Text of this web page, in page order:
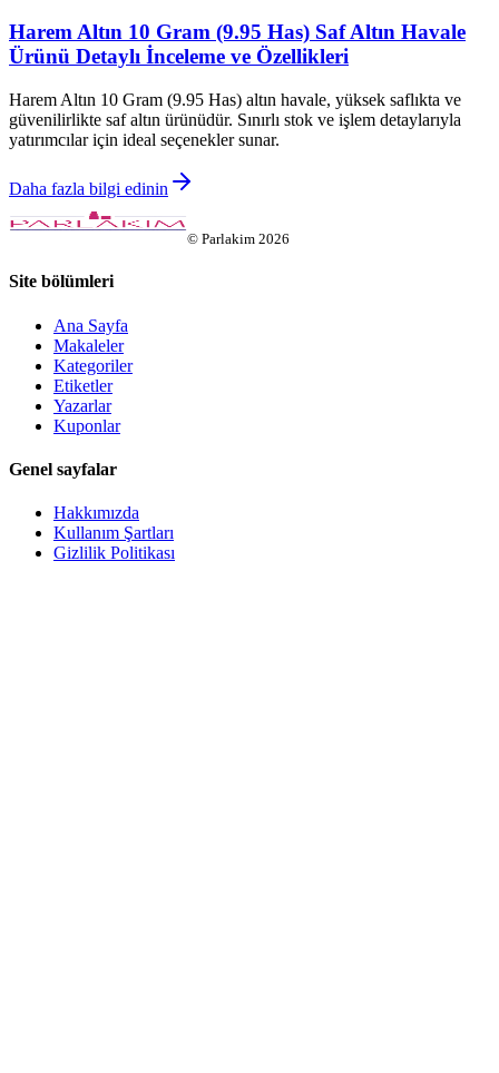
Harem Altın 10 Gram (9.95 Has) Saf Altın Havale
Ürünü Detaylı İnceleme ve Özellikleri
Harem Altın 10 Gram (9.95 Has) altın havale, yüksek saflıkta ve
güvenilirlikte saf altın ürünüdür. Sınırlı stok ve işlem detaylarıyla
yatırımcılar için ideal seçenekler sunar.
Daha fazla bilgi edinin
© Parlakim 2026
Site bölümleri
Ana Sayfa
Makaleler
Kategoriler
Etiketler
Yazarlar
Kuponlar
Genel sayfalar
Hakkımızda
Kullanım Şartları
Gizlilik Politikası